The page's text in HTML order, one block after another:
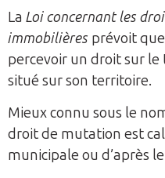
La Loi concernant les
immobilières prévoit
percevoir un droit sur
situé sur son territoire.
Mieux connu sous le
droit de mutation est
municipale ou d’après